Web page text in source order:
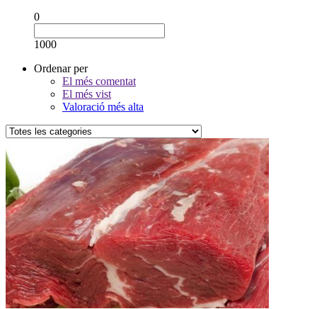
0
1000
Ordenar per
El més comentat
El més vist
Valoració més alta